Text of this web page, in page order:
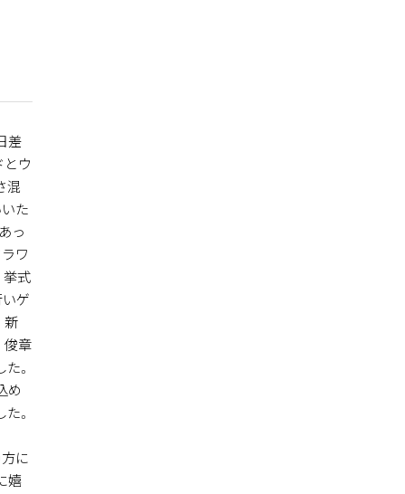
差
ウ
混
た
っ
ワ
挙式
ゲ
新
章
。
め
。
に
嬉